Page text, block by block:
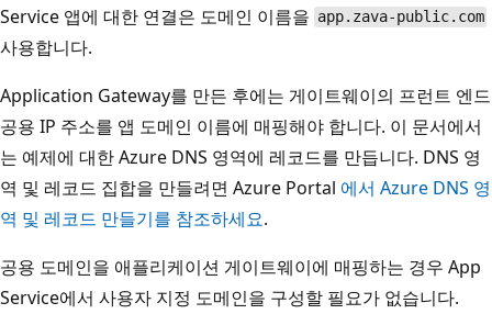
Service 앱에 대한 연결은 도메인 이름을 app.zava-public.com
사용합니다.
Application Gateway를 만든 후에는 게이트웨이의 프런트 엔드
공용 IP 주소를 앱 도메인 이름에 매핑해야 합니다. 이 문서에서
는 예제에 대한 Azure DNS 영역에 레코드를 만듭니다. DNS 영
역 및 레코드 집합을 만들려면 Azure Portal 에서 Azure DNS 영
역 및 레코드 만들기를 참조하세요.
공용 도메인을 애플리케이션 게이트웨이에 매핑하는 경우 App
Service에서 사용자 지정 도메인을 구성할 필요가 없습니다.